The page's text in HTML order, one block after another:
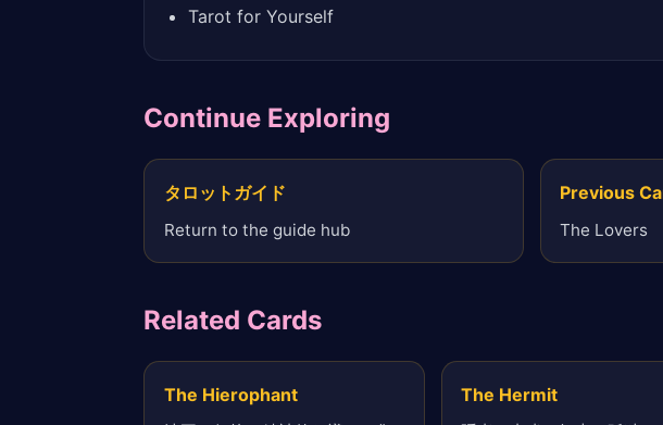
Tarot for Yourself
Continue Exploring
タロットガイド
Return to the guide hub
Previous
The Lovers
Related Cards
The Hierophant The Hermit